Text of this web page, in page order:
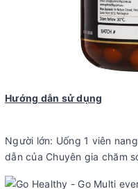
Hướng dẫn sử dụng
Người lớn: Uống 1 viên
dẫn của Chuyên gia chăm